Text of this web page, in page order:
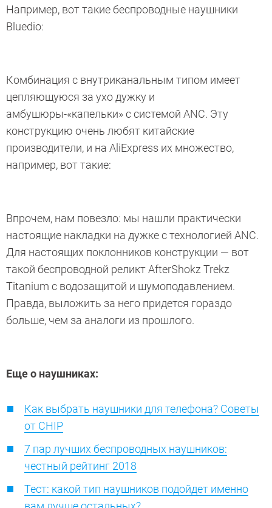
Например, вот такие беспроводные наушники
Bluedio:
Комбинация с внутриканальным типом имеет
цепляющуюся за ухо дужку и
амбушюры-«капельки» с системой ANC. Эту
конструкцию очень любят китайские
производители, и на AliExpress их множество,
например, вот такие:
Впрочем, нам повезло: мы нашли практически
настоящие накладки на дужке с технологией ANC.
Для настоящих поклонников конструкции — вот
такой беспроводной реликт AfterShokz Trekz
Titanium с водозащитой и шумоподавлением.
Правда, выложить за него придется гораздо
больше, чем за аналоги из прошлого.
Еще о наушниках:
Как выбрать наушники для телефона? Советы
от CHIP
7 пар лучших беспроводных наушников:
честный рейтинг 2018
Тест: какой тип наушников подойдет именно